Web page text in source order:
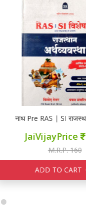
नाथ Pre RAS | SI राजस्थान
JaiVijayPrice 150
M.R.P. 160
ADD TO CART